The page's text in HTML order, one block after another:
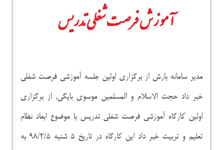
مدیر سامانه بارش از برگزاری اولین جلسه آموزشی فرصت شغلی
خبر داد حجت الاسلام و المسلمین موسوی بایگی, از برگزاری
اولین کارگاه آموزشی فرصت شغلی تدریس با موضوع ابعاد نظام
تعلیم و تربیت خبر داد این کارگاه در تاریخ ۵ شنبه ۹۸/۲/۵ به